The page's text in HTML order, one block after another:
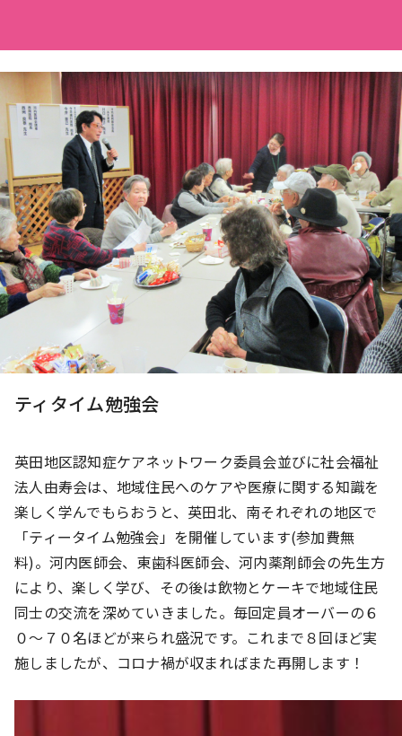
ティタイム勉強会
英田地区認知症ケアネットワーク委員会並びに社会福祉
法人由寿会は、地域住民へのケアや医療に関する知識を
楽しく学んでもらおうと、英田北、南それぞれの地区で
「ティータイム勉強会」を開催しています(参加費無
料)。河内医師会、東歯科医師会、河内薬剤師会の先生方
により、楽しく学び、その後は飲物とケーキで地域住民
同士の交流を深めていきました。毎回定員オーバーの６
０～７０名ほどが来られ盛況です。これまで８回ほど実
施しましたが、コロナ禍が収まればまた再開します！